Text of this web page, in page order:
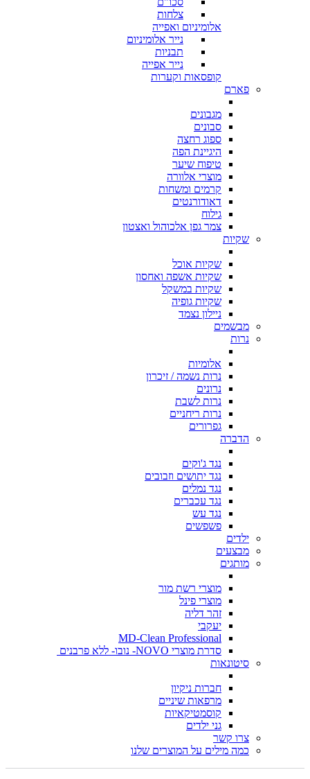
צלחות
אלומיניום ואפייה
נייר אלומיניום
תבניות
נייר אפייה
קופסאות וקערות
פארם
מגבונים
סבונים
ספוג רחצה
היגיינת הפה
טיפוח שיער
מוצרי אלוורה
קרמים ומשחות
דאודורנטים
גילוח
צמר גפן אלכוהול ואצטון
שקיות
שקיות אוכל
שקיות אשפה ואחסון
שקיות במשקל
שקיות גופיה
ניילון נצמד
מבשמים
נרות
אלומיות
נרות נשמה / זיכרון
נרונים
נרות לשבת
נרות ריחניים
גפרורים
הדברה
נגד ג'וקים
נגד יתושים וזבובים
נגד נמלים
נגד עכברים
נגד עש
פשפשים
ילדים
מבצעים
מותגים
מוצרי רשת מור
מוצרי פינל
זהר דליה
יעקבי
MD-Clean Professional
סדרת מוצרי NOVO- נובו- ללא פרבנים
סיטונאות
חברות ניקיון
מרפאות שיניים
קוסמטיקאיות
גני ילדים
צרו קשר
כמה מילים על המוצרים שלנו